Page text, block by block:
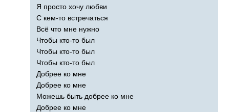
Я просто хочу любви
С кем-то встречаться
Всё что мне нужно
Чтобы кто-то был
Чтобы кто-то был
Чтобы кто-то был
Добрее ко мне
Добрее ко мне
Можешь быть добрее ко мне
Добрее ко мне